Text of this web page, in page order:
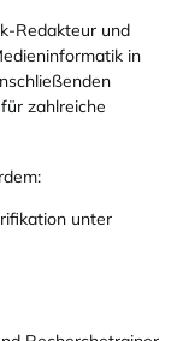
Redakteur und
in
zahlreiche
unter